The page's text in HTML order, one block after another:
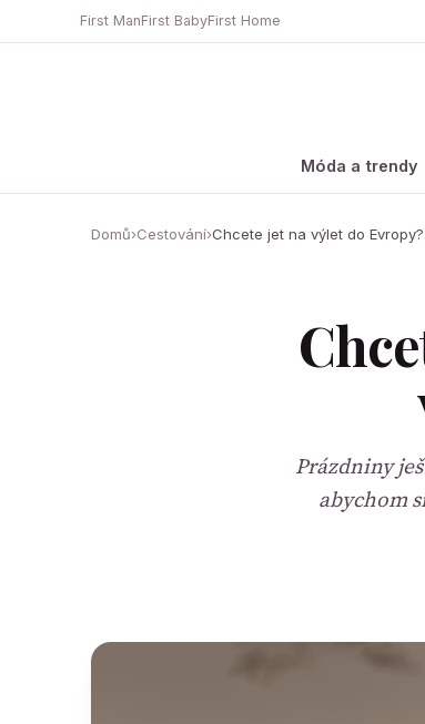
First ManFirst BabyFirst Home
Móda a trendy
Domů›Cestování›Chcete jet na výlet do
Prázdniny
abychom